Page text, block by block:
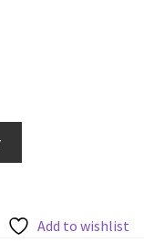
Add to wishlist